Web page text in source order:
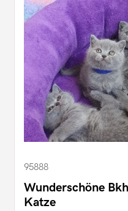
95888
Wunderschöne
Katze